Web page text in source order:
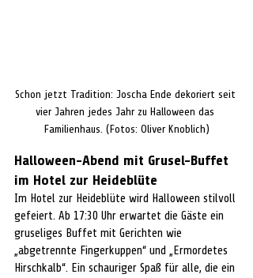
Schon jetzt Tradition: Joscha Ende dekoriert seit
vier Jahren jedes Jahr zu Halloween das
Familienhaus. (Fotos: Oliver Knoblich)
Halloween-Abend mit Grusel-Buffet
im Hotel zur Heideblüte
Im Hotel zur Heideblüte wird Halloween stilvoll
gefeiert. Ab 17:30 Uhr erwartet die Gäste ein
gruseliges Buffet mit Gerichten wie
„abgetrennte Fingerkuppen“ und „Ermordetes
Hirschkalb“. Ein schauriger Spaß für alle, die ein